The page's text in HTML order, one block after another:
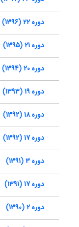
دوره 22 (1396)
دوره 21 (1395)
دوره 20 (1394)
دوره 19 (1393)
دوره 18 (1392)
دوره 17 (1392)
دوره 3 (1391)
دوره 17 (1391)
دوره 2 (1390)